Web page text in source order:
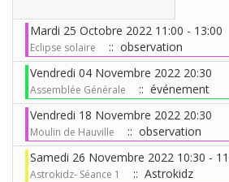
Mardi 25 Octobre 2022 11:00 - 13:00
Eclipse solaire
:: observation
Vendredi 04 Novembre 2022 20:30
Assemblée Générale
:: événement
Vendredi 18 Novembre 2022 20:30
Moulin de Hauville
:: observation
Samedi 26 Novembre 2022 10:30 -
Astrokidz- Séance 1
:: Astrokidz